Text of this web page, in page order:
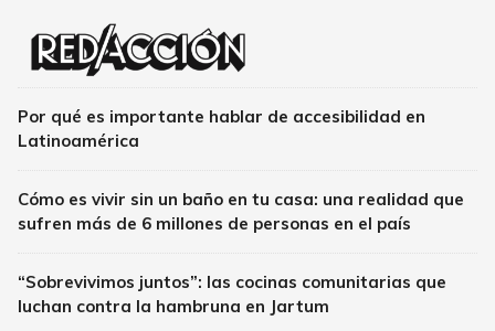
Por qué es importante hablar de accesibilidad en
Latinoamérica
Cómo es vivir sin un baño en tu casa: una realidad que
sufren más de 6 millones de personas en el país
“Sobrevivimos juntos”: las cocinas comunitarias que
luchan contra la hambruna en Jartum